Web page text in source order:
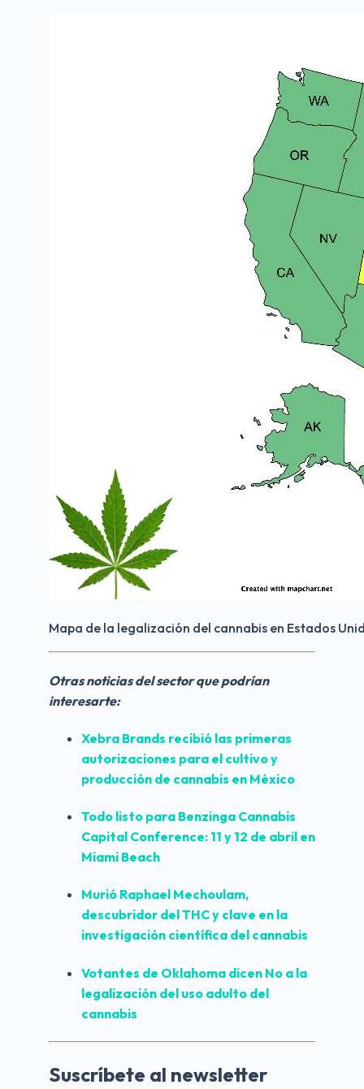
Mapa de la legalización del cannabis en Estados
Otras noticias del sector que podrían
interesarte:
Xebra Brands recibió las primeras
autorizaciones para el cultivo y
producción de cannabis en México
Todo listo para Benzinga Cannabis
Capital Conference: 11 y 12 de abril en
Miami Beach
Murió Raphael Mechoulam,
descubridor del THC y clave en la
investigación científica del cannabis
Votantes de Oklahoma dicen No a la
legalización del uso adulto del
cannabis
Suscríbete al newsletter